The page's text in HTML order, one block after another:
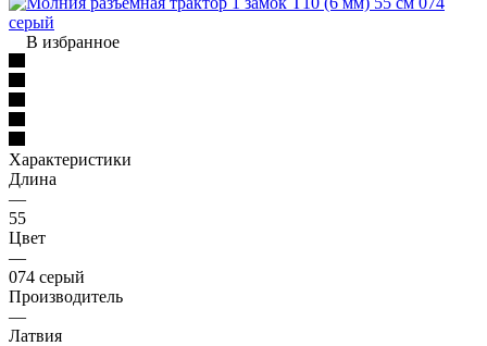
В избранное
Характеристики
Длина
—
55
Цвет
—
074 серый
Производитель
—
Латвия